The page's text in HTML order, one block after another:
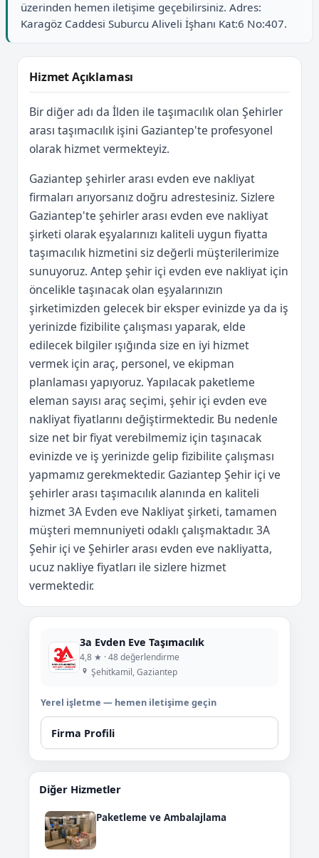
üzerinden hemen iletişime geçebilirsiniz. Adres:
Karagöz Caddesi Suburcu Aliveli İşhanı Kat:6 No:407.
Hizmet Açıklaması
Bir diğer adı da İlden ile taşımacılık olan Şehirler
arası taşımacılık işini Gaziantep'te profesyonel
olarak hizmet vermekteyiz.
Gaziantep şehirler arası evden eve nakliyat
firmaları arıyorsanız doğru adrestesiniz. Sizlere
Gaziantep'te şehirler arası evden eve nakliyat
şirketi olarak eşyalarınızı kaliteli uygun fiyatta
taşımacılık hizmetini siz değerli müşterilerimize
sunuyoruz. Antep şehir içi evden eve nakliyat için
öncelikle taşınacak olan eşyalarınızın
şirketimizden gelecek bir eksper evinizde ya da iş
yerinizde fizibilite çalışması yaparak, elde
edilecek bilgiler ışığında size en iyi hizmet
vermek için araç, personel, ve ekipman
planlaması yapıyoruz. Yapılacak paketleme
eleman sayısı araç seçimi, şehir içi evden eve
nakliyat fiyatlarını değiştirmektedir. Bu nedenle
size net bir fiyat verebilmemiz için taşınacak
evinizde ve iş yerinizde gelip fizibilite çalışması
yapmamız gerekmektedir. Gaziantep Şehir içi ve
şehirler arası taşımacılık alanında en kaliteli
hizmet 3A Evden eve Nakliyat şirketi, tamamen
müşteri memnuniyeti odaklı çalışmaktadır. 3A
Şehir içi ve Şehirler arası evden eve nakliyatta,
ucuz nakliye fiyatları ile sizlere hizmet
vermektedir.
3a Evden Eve Taşımacılık
4,8 ★ · 48 değerlendirme
Şehitkamil, Gaziantep
Yerel işletme — hemen iletişime geçin
Firma Profili
Diğer Hizmetler
Paketleme ve Ambalajlama